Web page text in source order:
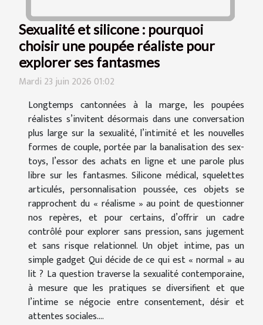
Sexualité et silicone : pourquoi
choisir une poupée réaliste pour
explorer ses fantasmes
Mardi 23 juin 2026 01:02
Longtemps cantonnées à la marge, les poupées
réalistes s’invitent désormais dans une conversation
plus large sur la sexualité, l’intimité et les nouvelles
formes de couple, portée par la banalisation des sex-
toys, l’essor des achats en ligne et une parole plus
libre sur les fantasmes. Silicone médical, squelettes
articulés, personnalisation poussée, ces objets se
rapprochent du « réalisme » au point de questionner
nos repères, et pour certains, d’offrir un cadre
contrôlé pour explorer sans pression, sans jugement
et sans risque relationnel. Un objet intime, pas un
simple gadget Qui décide de ce qui est « normal » au
lit ? La question traverse la sexualité contemporaine,
à mesure que les pratiques se diversifient et que
l’intime se négocie entre consentement, désir et
attentes sociales....